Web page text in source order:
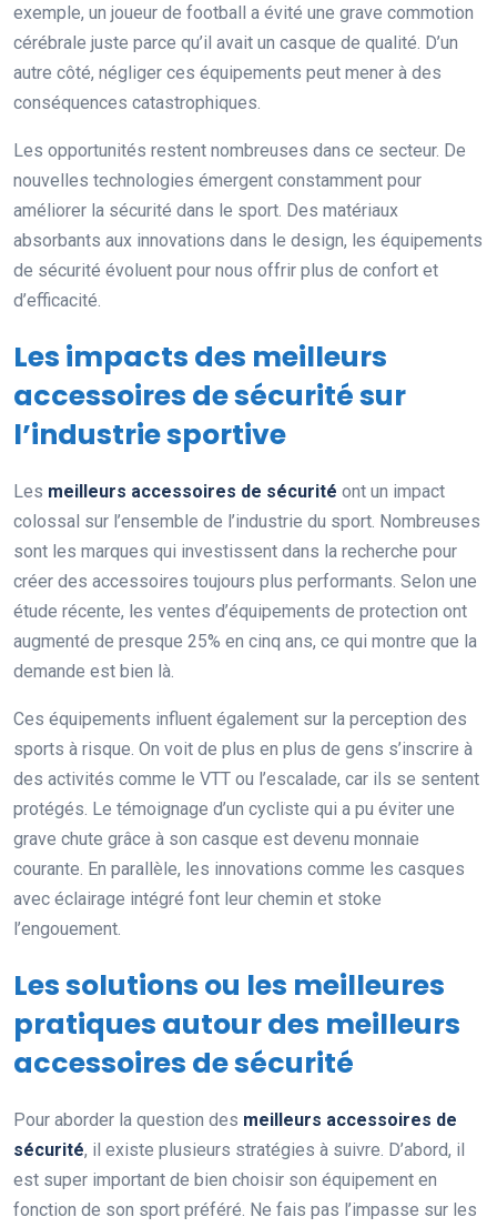
exemple, un joueur de football a évité une grave commotion
cérébrale juste parce qu’il avait un casque de qualité. D’un
autre côté, négliger ces équipements peut mener à des
conséquences catastrophiques.
Les opportunités restent nombreuses dans ce secteur. De
nouvelles technologies émergent constamment pour
améliorer la sécurité dans le sport. Des matériaux
absorbants aux innovations dans le design, les équipements
de sécurité évoluent pour nous offrir plus de confort et
d’efficacité.
Les impacts des meilleurs
accessoires de sécurité sur
l’industrie sportive
Les meilleurs accessoires de sécurité ont un impact
colossal sur l’ensemble de l’industrie du sport. Nombreuses
sont les marques qui investissent dans la recherche pour
créer des accessoires toujours plus performants. Selon une
étude récente, les ventes d’équipements de protection ont
augmenté de presque 25% en cinq ans, ce qui montre que la
demande est bien là.
Ces équipements influent également sur la perception des
sports à risque. On voit de plus en plus de gens s’inscrire à
des activités comme le VTT ou l’escalade, car ils se sentent
protégés. Le témoignage d’un cycliste qui a pu éviter une
grave chute grâce à son casque est devenu monnaie
courante. En parallèle, les innovations comme les casques
avec éclairage intégré font leur chemin et stoke
l’engouement.
Les solutions ou les meilleures
pratiques autour des meilleurs
accessoires de sécurité
Pour aborder la question des meilleurs accessoires de
sécurité, il existe plusieurs stratégies à suivre. D’abord, il
est super important de bien choisir son équipement en
fonction de son sport préféré. Ne fais pas l’impasse sur les